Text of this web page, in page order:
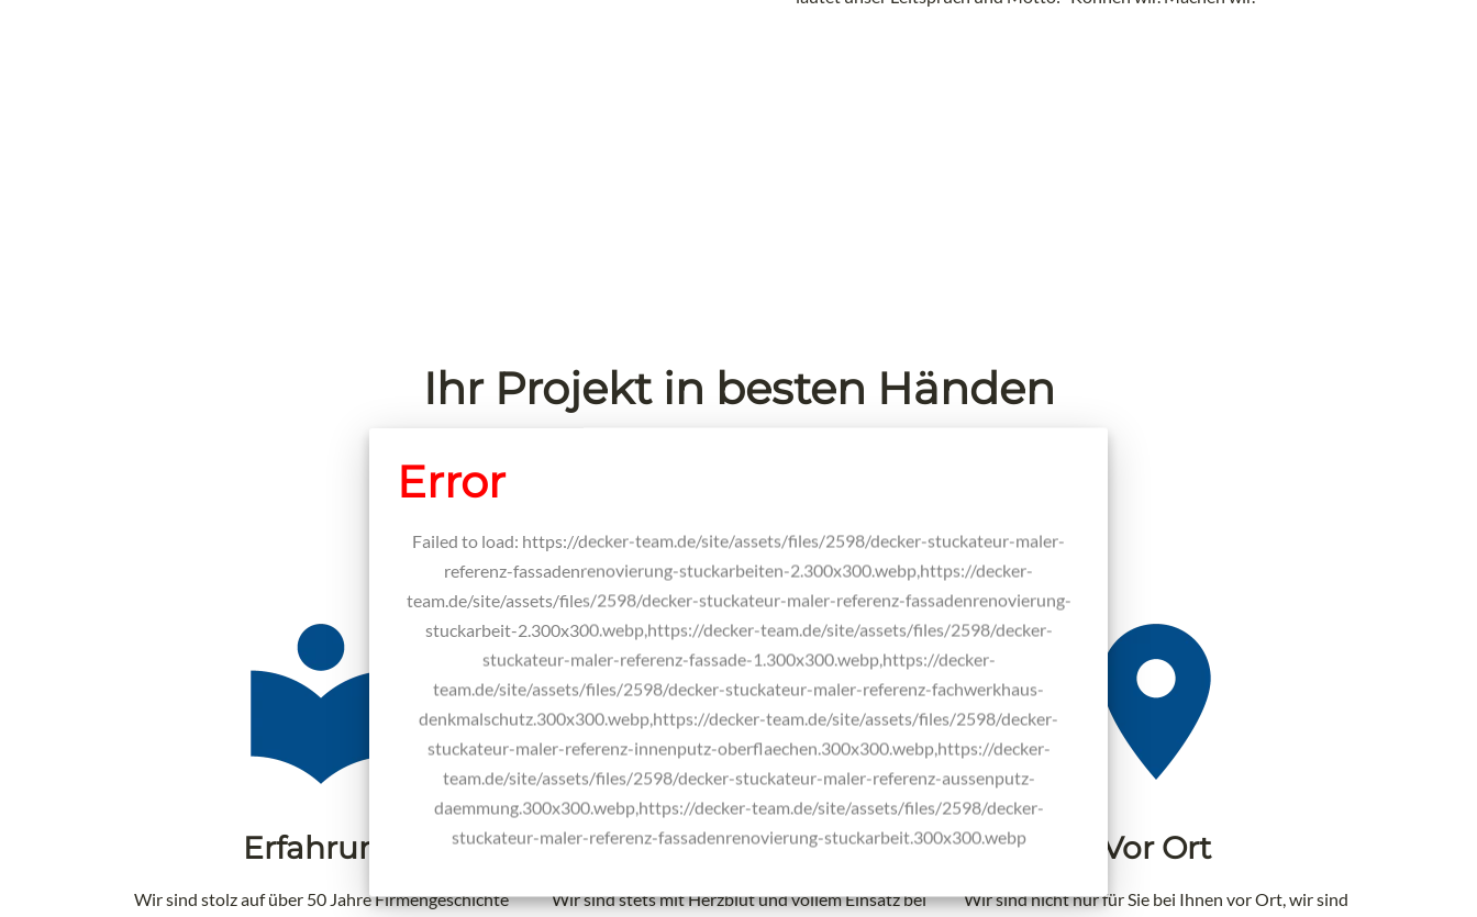
Ihr Projekt in besten Händen
Erfahrung
Wir sind stolz auf über 50 Jahre Firmengeschichte
Herzblut
Wir sind stets mit Herzblut und vollem Einsatz bei
Vor Ort
Wir sind nicht nur für Sie bei Ihnen vor Ort, wir sind
Error
Failed to load: https://decker-team.de/site/assets/files/2598/decker-stuckateur-maler-
referenz-fassadenrenovierung-stuckarbeiten-2.300x300.webp,https://decker-
team.de/site/assets/files/2598/decker-stuckateur-maler-referenz-fassadenrenovierung-
stuckarbeit-2.300x300.webp,https://decker-team.de/site/assets/files/2598/decker-
stuckateur-maler-referenz-fassade-1.300x300.webp,https://decker-
team.de/site/assets/files/2598/decker-stuckateur-maler-referenz-fachwerkhaus-
denkmalschutz.300x300.webp,https://decker-team.de/site/assets/files/2598/decker-
stuckateur-maler-referenz-innenputz-oberflaechen.300x300.webp,https://decker-
team.de/site/assets/files/2598/decker-stuckateur-maler-referenz-aussenputz-
daemmung.300x300.webp,https://decker-team.de/site/assets/files/2598/decker-
stuckateur-maler-referenz-fassadenrenovierung-stuckarbeit.300x300.webp